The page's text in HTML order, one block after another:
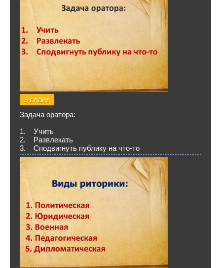
3 слайд
Задача оратора:
1. Учить
2. Развлекать
3. Сподвигнуть публику на что-то